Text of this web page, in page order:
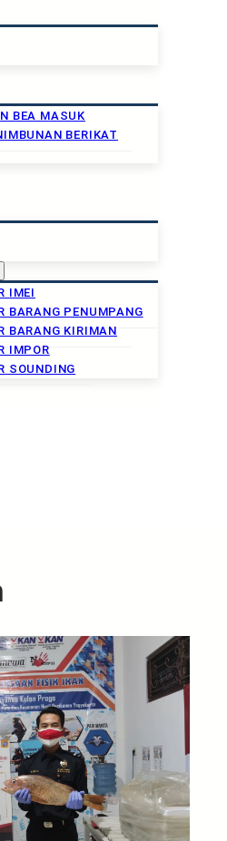
BEA MASUK
BERIKAT
IMEI
BARANG PENUMPANG
BARANG KIRIMAN
IMPOR
SOUNDING